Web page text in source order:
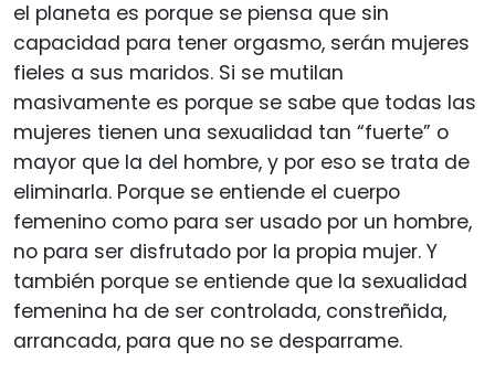
el planeta es porque se piensa que sin
capacidad para tener orgasmo, serán mujeres
fieles a sus maridos. Si se mutilan
masivamente es porque se sabe que todas las
mujeres tienen una sexualidad tan “fuerte” o
mayor que la del hombre, y por eso se trata de
eliminarla. Porque se entiende el cuerpo
femenino como para ser usado por un hombre,
no para ser disfrutado por la propia mujer. Y
también porque se entiende que la sexualidad
femenina ha de ser controlada, constreñida,
arrancada, para que no se desparrame.